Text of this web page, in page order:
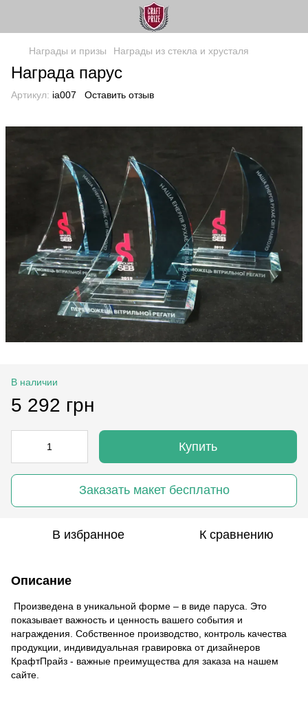
Награды и призы Награды из стекла и хрусталя
Награда парус
Артикул: ia007 Оставить отзыв
В наличии
5 292 грн
Купить
Заказать макет бесплатно
В избранное К сравнению
Описание
Произведена в уникальной форме – в виде паруса. Это
показывает важность и ценность вашего события и
награждения. Собственное производство, контроль качества
продукции, индивидуальная гравировка от дизайнеров
КрафтПрайз - важные преимущества для заказа на нашем
сайте.